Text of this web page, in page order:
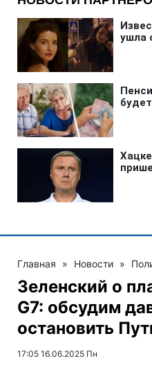
Главная » Новости »
Зеленский о
G7: обсудим
остановить
17:05 16.06.2025 Пн